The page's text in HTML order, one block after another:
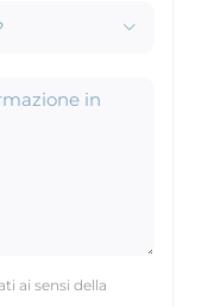

ai sensi della